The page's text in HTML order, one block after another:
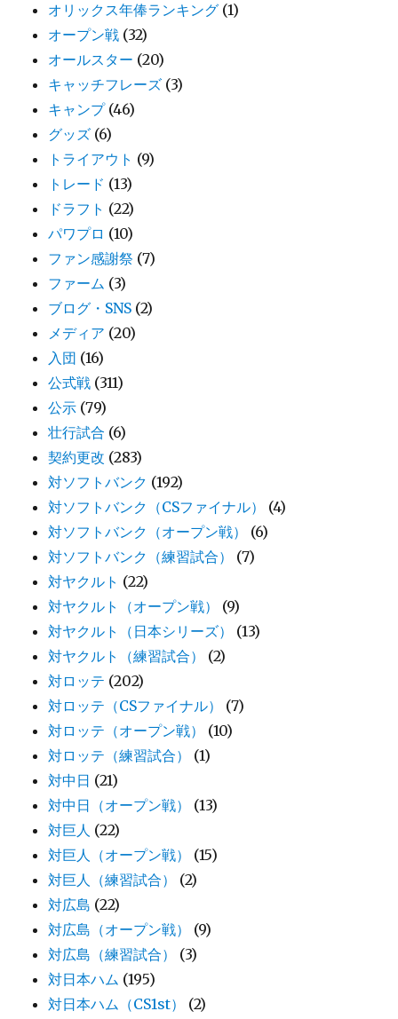
オリックス年俸ランキング (1)
オープン戦 (32)
オールスター (20)
キャッチフレーズ (3)
キャンプ(46)
グッズ (6)
トライアウト (9)
トレード (13)
ドラフト (22)
パワプロ (10)
ファン感謝祭 (7)
ファーム (3)
ブログ・SNS (2)
メディア (20)
入団 (16)
公式戦 (311)
公示 (79)
壮行試合 (6)
契約更改 (283)
対ソフトバンク (192)
対ソフトバンク（CSファイナル）
(4)
対ソフトバンク（オープン戦）
(6)
対ソフトバンク（練習試合）
(7)
対ヤクルト (22)
対ヤクルト（オープン戦）
(9)
対ヤクルト（日本シリーズ）
(13)
対ヤクルト（練習試合）
(2)
対ロッテ (202)
対ロッテ（CSファイナル）
(7)
対ロッテ（オープン戦）
(10)
対ロッテ（練習試合）
(1)
対中日 (21)
対中日（オープン戦）
(13)
対巨人 (22)
対巨人（オープン戦）
(15)
対巨人（練習試合）
(2)
対広島 (22)
対広島（オープン戦）
(9)
対広島（練習試合）
(3)
対日本ハム (195)
対日本ハム（CS1st）
(2)